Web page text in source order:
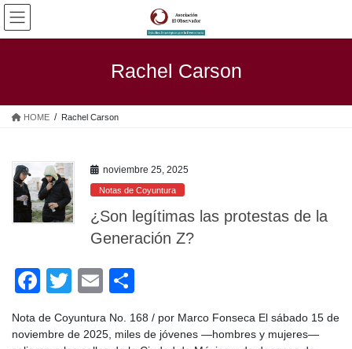
Saltar
contenido
Saltar
la
Rachel Carson
HOME Rachel Carson
noviembre 25, 2025
Notas de Coyuntura
¿Son legítimas las protestas de la
Generación Z?
F
a
c
T
tt
E
m
ail
o
m
Nota de Coyuntura No. 168 / por Marco Fonseca El sábado 15 de
noviembre de 2025, miles de jóvenes —hombres y mujeres—